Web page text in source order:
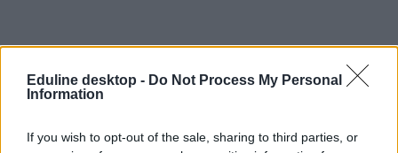
Eduline desktop - Do Not Process My Personal
Information
If you wish to opt-out of the sale, sharing to third parties, or